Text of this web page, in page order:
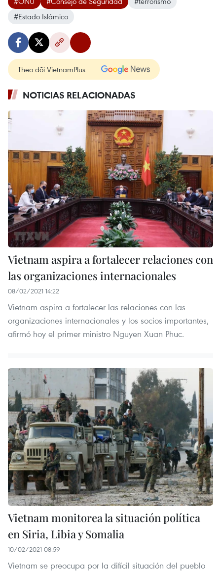
#Estado Islámico
Theo dõi VietnamPlus
NOTICIAS RELACIONADAS
Vietnam aspira a fortalecer relaciones con
las organizaciones internacionales
08/02/2021 14:22
Vietnam aspira a fortalecer las relaciones con las
organizaciones internacionales y los socios importantes,
afirmó hoy el primer ministro Nguyen Xuan Phuc.
Vietnam monitorea la situación política
en Siria, Libia y Somalia
10/02/2021 08:59
Vietnam se preocupa por la difícil situación del pueblo